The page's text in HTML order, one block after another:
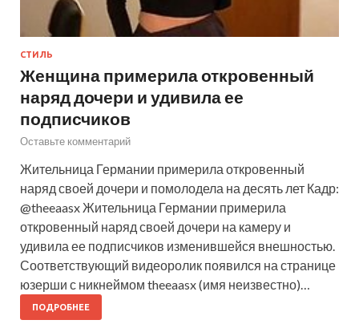
СТИЛЬ
Женщина примерила откровенный
наряд дочери и удивила ее
подписчиков
Оставьте комментарий
Жительница Германии примерила откровенный
наряд своей дочери и помолодела на десять лет Кадр:
@theeaasx Жительница Германии примерила
откровенный наряд своей дочери на камеру и
удивила ее подписчиков изменившейся внешностью.
Соответствующий видеоролик появился на странице
юзерши с никнеймом theeaasx (имя неизвестно)…
ПОДРОБНЕЕ